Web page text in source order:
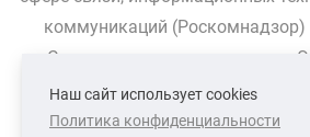
коммуникаций (Роскомнадзор)
Свидетельство о регистрации
СВЯЗАТЬСЯ С НАМИ
Наш сайт использует cookies
Политика конфиденциальности